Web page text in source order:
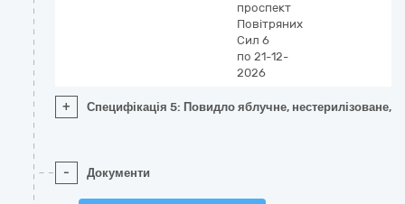
проспект
Повітряних
Сил 6
по 21-12-
2026
+ Специфікація 5: Повидло яблучне, нестерилізоване,
- Документи